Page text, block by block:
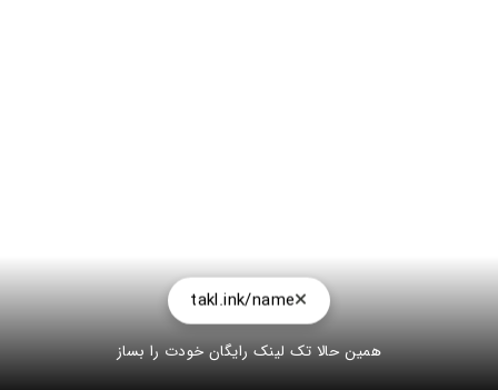
takl.ink/name
همین حالا تک لینک رایگان خودت را بساز